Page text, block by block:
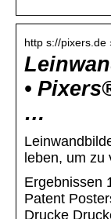
http s://pixers.de
•
…
leben, um zu
Ergebnissen
Patent
Drucke